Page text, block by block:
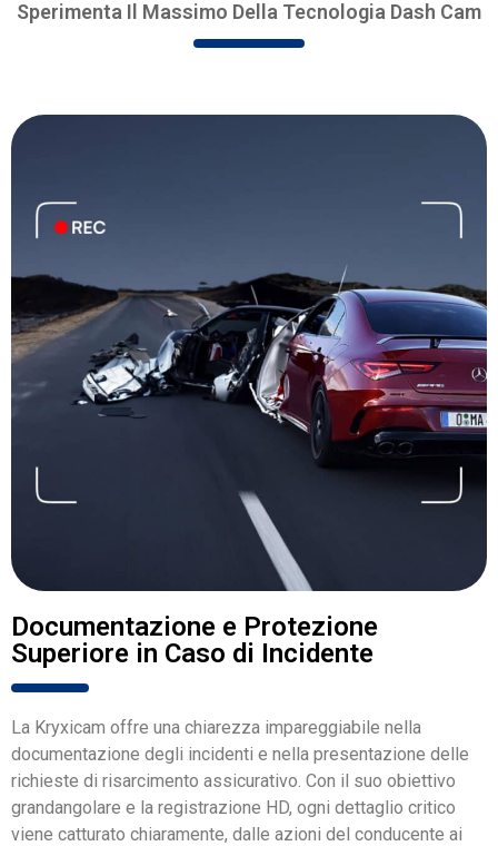
Sperimenta Il Massimo Della Tecnologia Dash Cam
Documentazione e Protezione
Superiore in Caso di Incidente
La Kryxicam offre una chiarezza impareggiabile nella
documentazione degli incidenti e nella presentazione delle
richieste di risarcimento assicurativo. Con il suo obiettivo
grandangolare e la registrazione HD, ogni dettaglio critico
viene catturato chiaramente, dalle azioni del conducente ai